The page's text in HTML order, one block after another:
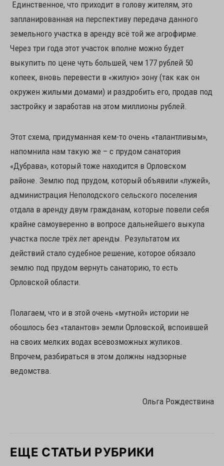
Единственное, что приходит в голову жителям, это
запланированная на перспективу передача данного
земельного участка в аренду всё той же агрофирме.
Через три года этот участок вполне можно будет
выкупить по цене чуть большей, чем 177 рублей 50
копеек, вновь перевести в «жилую» зону (так как он
окружен жилыми домами) и раздробить его, продав под
застройку и заработав на этом миллионы рублей.
Этот схема, придуманная кем-то очень «талантливым»,
напомнила нам такую же – с прудом санатория
«Дубрава», который тоже находится в Орловском
районе. Землю под прудом, который объявили «лужей»,
администрация Неполодского сельского поселения
отдала в аренду двум гражданам, которые повели себя
крайне самоуверенно в вопросе дальнейшего выкупа
участка после трёх лет аренды. Результатом их
действий стало судебное решение, которое обязало
землю под прудом вернуть санаторию, то есть
Орловской области.
Полагаем, что и в этой очень «мутной» истории не
обошлось без «талантов» земли Орловской, вспоившей
на своих мелких водах всевозможных жуликов.
Впрочем, разбираться в этом должны надзорные
ведомства.
Ольга Рождествина
ЕЩЕ СТАТЬИ РУБРИКИ